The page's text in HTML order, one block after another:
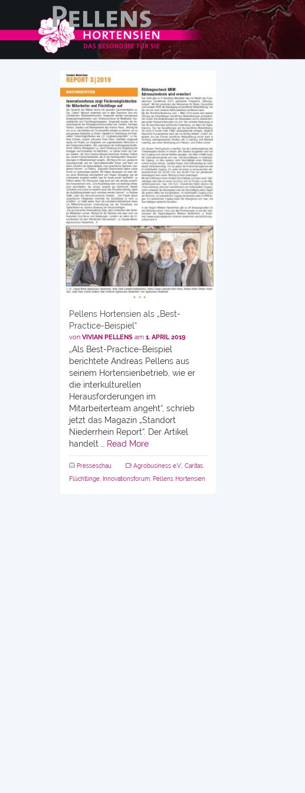
Pellens Hortensien als „Best-
Practice-Beispiel“
von VIVIAN PELLENS am 1. APRIL 2019
„Als Best-Practice-Beispiel
berichtete Andreas Pellens aus
seinem Hortensienbetrieb, wie er
die interkulturellen
Herausforderungen im
Mitarbeiterteam angeht“, schrieb
jetzt das Magazin „Standort
Niederrhein Report“. Der Artikel
handelt …
Read More
Presseschau Agrobusiness e.V. Caritas
Flüchtlinge
Innovationsforum Pellens Hortensien